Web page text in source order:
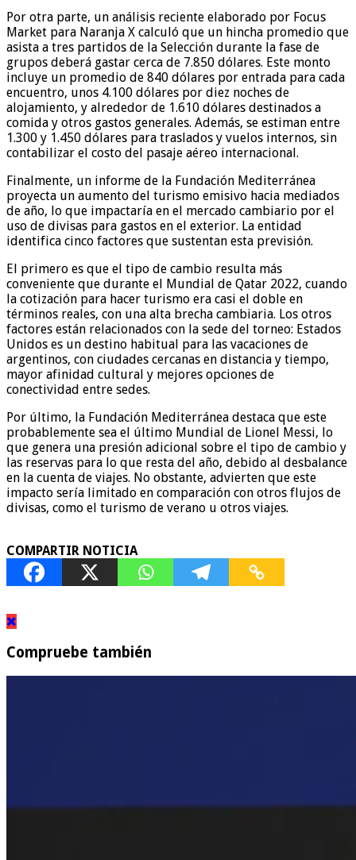
Por otra parte, un análisis reciente elaborado por Focus
Market para Naranja X calculó que un hincha promedio que
asista a tres partidos de la Selección durante la fase de
grupos deberá gastar cerca de 7.850 dólares. Este monto
incluye un promedio de 840 dólares por entrada para cada
encuentro, unos 4.100 dólares por diez noches de
alojamiento, y alrededor de 1.610 dólares destinados a
comida y otros gastos generales. Además, se estiman entre
1.300 y 1.450 dólares para traslados y vuelos internos, sin
contabilizar el costo del pasaje aéreo internacional.
Finalmente, un informe de la Fundación Mediterránea
proyecta un aumento del turismo emisivo hacia mediados
de año, lo que impactaría en el mercado cambiario por el
uso de divisas para gastos en el exterior. La entidad
identifica cinco factores que sustentan esta previsión.
El primero es que el tipo de cambio resulta más
conveniente que durante el Mundial de Qatar 2022, cuando
la cotización para hacer turismo era casi el doble en
términos reales, con una alta brecha cambiaria. Los otros
factores están relacionados con la sede del torneo: Estados
Unidos es un destino habitual para las vacaciones de
argentinos, con ciudades cercanas en distancia y tiempo,
mayor afinidad cultural y mejores opciones de
conectividad entre sedes.
Por último, la Fundación Mediterránea destaca que este
probablemente sea el último Mundial de Lionel Messi, lo
que genera una presión adicional sobre el tipo de cambio y
las reservas para lo que resta del año, debido al desbalance
en la cuenta de viajes. No obstante, advierten que este
impacto sería limitado en comparación con otros flujos de
divisas, como el turismo de verano u otros viajes.
COMPARTIR NOTICIA
Compruebe también